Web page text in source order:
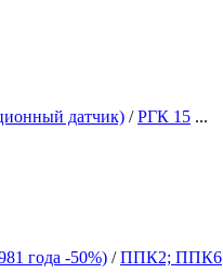
датчик) /РГК 15 ...
года -50%) /ППК2; ППК6